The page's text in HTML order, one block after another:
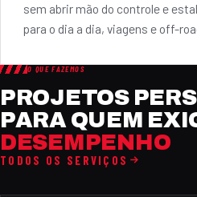
sem abrir mão do controle e
para o dia a dia, viagens e off-
O QUE FAZEMOS
PROJETOS
PARA QUEM
DESEMPENHO
TODOS OS SERVIÇOS